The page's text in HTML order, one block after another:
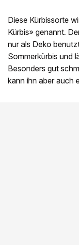
Diese Kürbissorte
Kürbis» genannt.
nur als Deko
Sommerkürbis und
Besonders gut
kann ihn aber auch